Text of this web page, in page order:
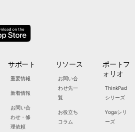
サポート
重要情報
新着情報
お問い合
わせ・修
理依頼
リソース
お問い合
わせ先一
覧
お役立ち
コラム
ポートフ
ォリオ
ThinkPad
シリーズ
Yogaシリ
ーズ